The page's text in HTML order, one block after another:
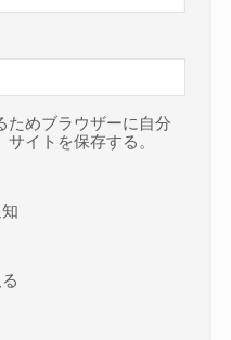
ためブラウザーに自分
イトを保存する。